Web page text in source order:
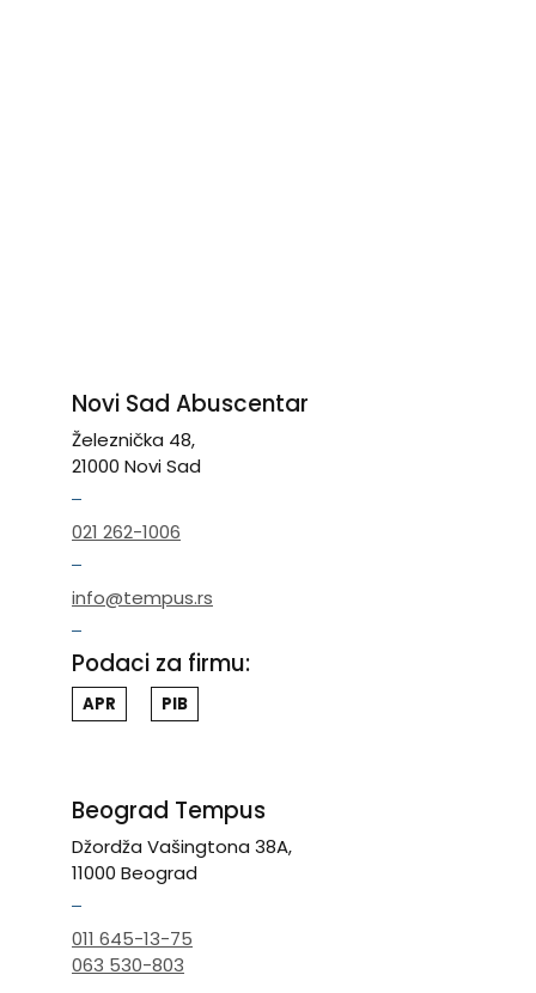
Novi Sad Abuscentar
Železnička 48,
21000 Novi Sad
021 262-1006
info@tempus.rs
Podaci za firmu:
APR PIB
Beograd Tempus
Džordža Vašingtona 38A,
11000 Beograd
011 645-13-75
063 530-803